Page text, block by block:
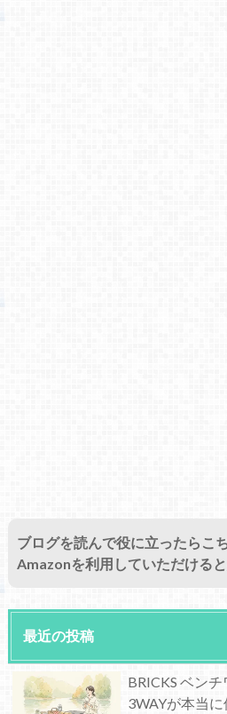
ブログを読んで役に立ったらこ
Amazonを利用していただける
最近の投稿
BRICKS ベン
3WAYが本当